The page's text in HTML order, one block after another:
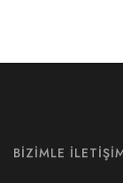
BIZIMLE